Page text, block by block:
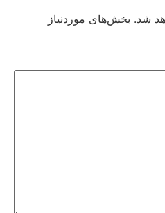
شد. بخش‌های موردنیاز